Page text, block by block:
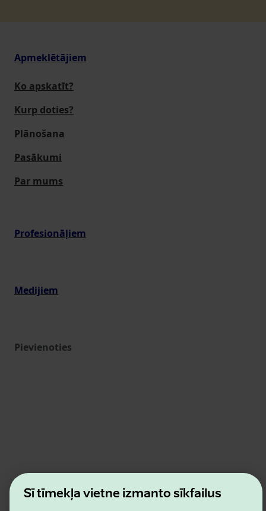
Šī tīmekļa vietne izmanto sīkfailus
Apmeklētājiem
Ko apskatīt?
Kurp doties?
Plānošana
Pasākumi
Par mums
Profesionāļiem
Medijiem
Pievienoties
Estonian Business and Innovation Agency
Kontakti